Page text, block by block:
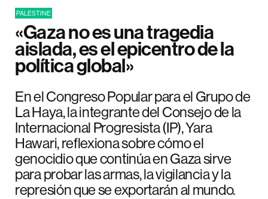
PALESTINE
«Gaza no es una tragedia
aislada, es el epicentro de la
política global»
En el Congreso Popular para el Grupo de
La Haya, la integrante del Consejo de la
Internacional Progresista (IP), Yara
Hawari, reflexiona sobre cómo el
genocidio que continúa en Gaza sirve
para probar las armas, la vigilancia y la
represión que se exportarán al mundo.